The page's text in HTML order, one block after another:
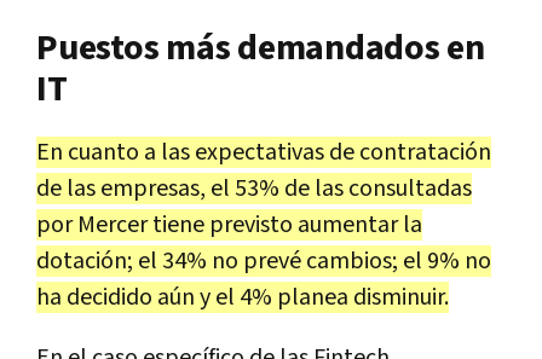
Puestos más demandados en
IT
En cuanto a las expectativas de contratación
de las empresas, el 53% de las consultadas
por Mercer tiene previsto aumentar la
dotación; el 34% no prevé cambios; el 9% no
ha decidido aún y el 4% planea disminuir.